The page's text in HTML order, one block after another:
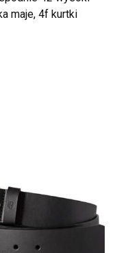
maje, 4f kurtki